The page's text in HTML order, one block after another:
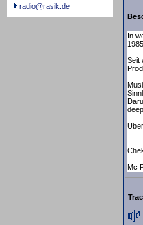
radio@rasik.de
In
Seit
Mc